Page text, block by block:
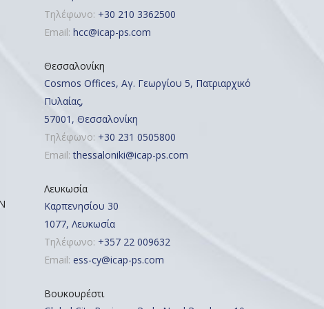
Τηλέφωνο: +30 210 3362500
Email: hcc@icap-ps.com
Θεσσαλονίκη
Cosmos Offices, Αγ. Γεωργίου 5, Πατριαρχικό
Πυλαίας,
57001, Θεσσαλονίκη
Τηλέφωνο: +30 231 0505800
Email:thessaloniki@icap-ps.com
Λευκωσία
Καρπενησίου 30
1077, Λευκωσία
Τηλέφωνο: +357 22 009632
Email: ess-cy@icap-ps.com
Βουκουρέστι